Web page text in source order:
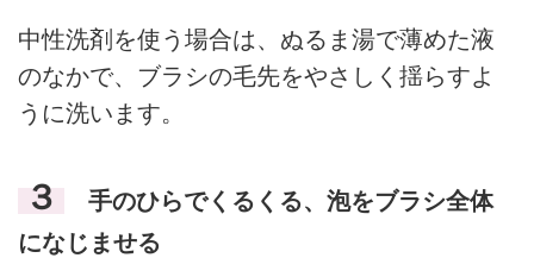
中性洗剤を使う場合は、ぬるま湯で薄めた液
のなかで、ブラシの毛先をやさしく揺らすよ
うに洗います。
３
手のひらでくるくる、泡をブラシ全体
になじませる